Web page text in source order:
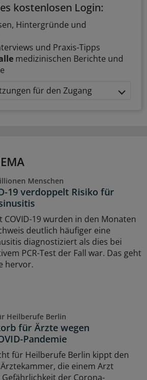
kostenlosen Login:
Hintergründe und
und Praxis-Tipps
medizinischen Berichte und
für den Zugang
Menschen
19 verdoppelt Risiko für
COVID-19 wurden in den Monaten
deutlich häufiger eine
diagnostiziert als dies bei
PCR-Test der Fall war. Das geht
hervor.
Heilberufe Berlin
für Ärzte wegen
Pandemie
für Heilberufe Berlin kippt den
die einem Arzt
der Corona-